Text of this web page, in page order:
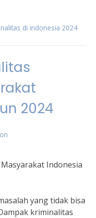
di indonesia 2024
2024
Indonesia
yang tidak bisa
kriminalitas